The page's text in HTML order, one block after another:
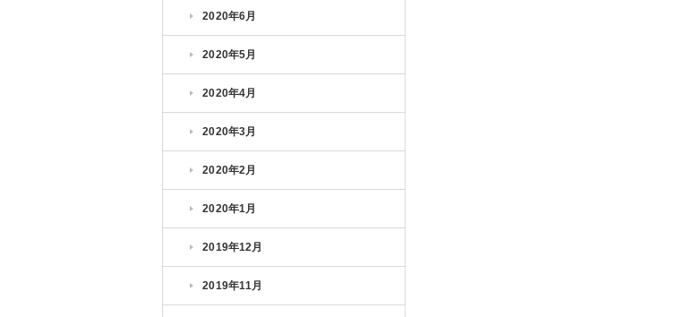
2020年6月
2020年5月
2020年4月
2020年3月
2020年2月
2020年1月
2019年12月
2019年11月